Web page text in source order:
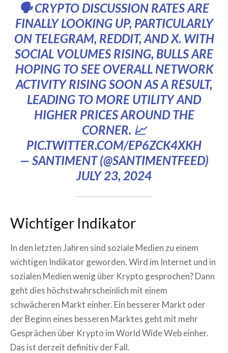
🗣️ CRYPTO DISCUSSION RATES ARE
FINALLY LOOKING UP, PARTICULARLY
ON TELEGRAM, REDDIT, AND X. WITH
SOCIAL VOLUMES RISING, BULLS ARE
HOPING TO SEE OVERALL NETWORK
ACTIVITY RISING SOON AS A RESULT,
LEADING TO MORE UTILITY AND
HIGHER PRICES AROUND THE
CORNER. 📈
PIC.TWITTER.COM/EP6ZCK4XKH
— SANTIMENT (@SANTIMENTFEED)
JULY 23, 2024
Wichtiger Indikator
In den letzten Jahren sind soziale Medien zu einem
wichtigen Indikator geworden. Wird im Internet und in
sozialen Medien wenig über Krypto gesprochen? Dann
geht dies höchstwahrscheinlich mit einem
schwächeren Markt einher. Ein besserer Markt oder
der Beginn eines besseren Marktes geht mit mehr
Gesprächen über Krypto im World Wide Web einher.
Das ist derzeit definitiv der Fall.